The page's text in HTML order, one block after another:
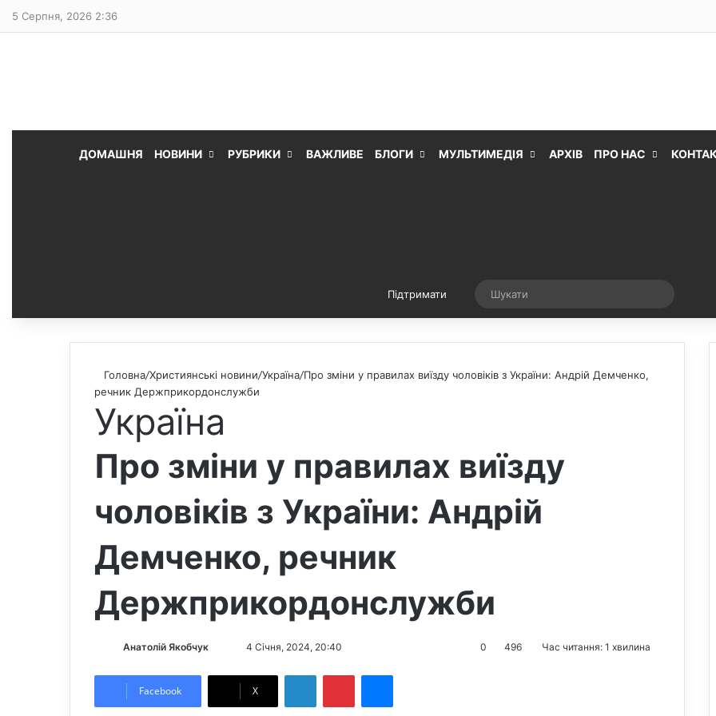
5 Серпня, 2026 2:36
ДОМАШНЯ НОВИНИ РУБРИКИ ВАЖЛИВЕ БЛОГИ МУЛЬТИМЕДІЯ АРХІВ ПРО НАС
Підтримати Випадкова стаття
Головна/Християнські новини/Україна/Про зміни у правилах виїзду чоловіків з України: Андрій Демченко,
речник Держприкордонслужби
Україна
Про зміни у правилах виїзду
чоловіків з України: Андрій
Демченко, речник
Держприкордонслужби
Анатолій Якобчук
l d
4 Січня, 2024, 20:40 0 496 Час читання: 1 хвилина
Facebook X